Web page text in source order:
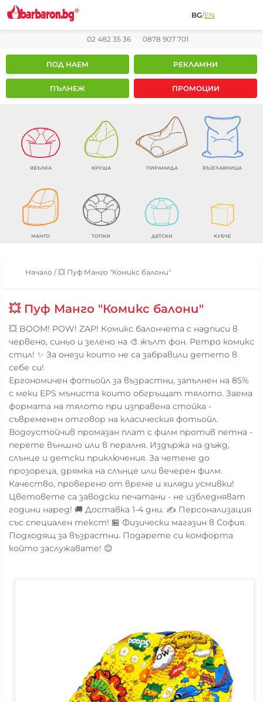
BG/EN
02 482 35 36 0878 907 701
ПОД НАЕМ РЕКЛАМНИ
ПЪЛНЕЖ ПРОМОЦИИ
ЯБЪЛКА КРУША ПИРАМИДА ВЪЗГЛАВНИЦА
МАНГО ТОПКИ ДЕТСКИ КУБЧЕ
Начало /💥 Пуф Манго "Комикс балони"
💥 Пуф Манго "Комикс балони"
💥 BOOM! POW! ZAP! Комикс балончета с надписи в
червено, синьо и зелено на 🎨 жълт фон. Ретро комикс
стил! ✨ За онези които не са забравили детето в
себе си!
Ергономичен фотьойл за възрастни, запълнен на 85%
с меки EPS мъниста които обгръщат тялото. Заема
формата на тялото при изправена стойка -
съвременен отговор на класическия фотьойл.
Водоустойчив промазан плат с филм против петна -
перете външно или в пералня. Издържа на дъжд,
слънце и детски приключения. За четене до
прозореца, дрямка на слънце или вечерен филм.
Качество, проверено от време и хиляди усмивки!
Цветовете са заводски печатани - не избледняват
години наред! 🚚 Доставка 1-4 дни. ✍️ Персонализация
със специален текст! 🏪 Физически магазин в София.
Подходящ за възрастни. Подарете си комфорта
който заслужавате! 😊